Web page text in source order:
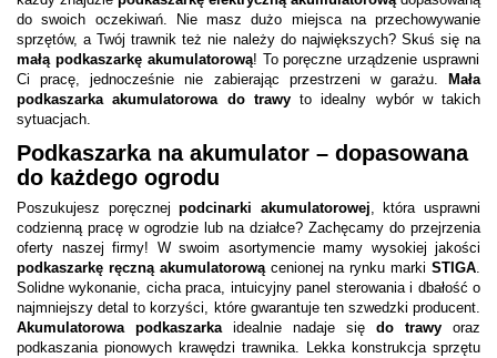
do swoich oczekiwań. Nie masz dużo miejsca na przechowywanie
sprzętów, a Twój trawnik też nie należy do największych? Skuś się na
małą podkaszarkę akumulatorową! To poręczne urządzenie usprawni
Ci pracę, jednocześnie nie zabierając przestrzeni w garażu.
Mała
podkaszarka akumulatorowa do trawyto idealny wybór w takich
sytuacjach.
Podkaszarka na akumulator – dopasowana
do każdego ogrodu
Poszukujesz poręcznejpodcinarki akumulatorowej, która usprawni
codzienną pracę w ogrodzie lub na działce? Zachęcamy do przejrzenia
oferty naszej firmy! W swoim asortymencie mamy wysokiej jakości
podkaszarkę ręczną akumulatorowącenionej na rynku markiSTIGA.
Solidne wykonanie, cicha praca, intuicyjny panel sterowania i dbałość o
najmniejszy detal to korzyści, które gwarantuje ten szwedzki producent.
Akumulatorowa podkaszarka idealnie nadaje się do trawy oraz
podkaszania pionowych krawędzi trawnika. Lekka konstrukcja sprzętu